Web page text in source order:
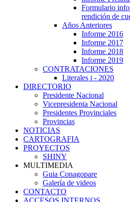
Formulario
rendición de
Años Anteriores
Informe 2016
Informe 2017
Informe 2018
Informe 2019
CONTRATACIONES
Literales i - 2020
DIRECTORIO
Presidente Nacional
Vicepresidenta Nacional
Presidentes Provinciales
Provincias
NOTICIAS
CARTOGRAFIA
PROYECTOS
SHINY
MULTIMEDIA
Guia Conagopare
Galería de videos
CONTACTO
ACCESOS INTERNOS